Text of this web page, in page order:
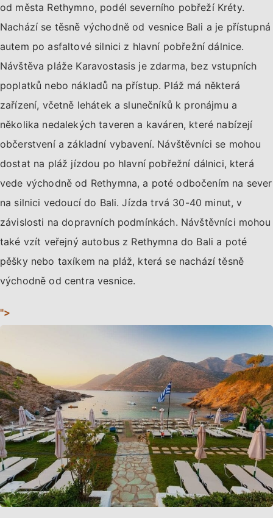
od města Rethymno, podél severního pobřeží Kréty.
Nachází se těsně východně od vesnice Bali a je přístupná
autem po asfaltové silnici z hlavní pobřežní dálnice.
Návštěva pláže Karavostasis je zdarma, bez vstupních
poplatků nebo nákladů na přístup. Pláž má některá
zařízení, včetně lehátek a slunečníků k pronájmu a
několika nedalekých taveren a kaváren, které nabízejí
občerstvení a základní vybavení. Návštěvníci se mohou
dostat na pláž jízdou po hlavní pobřežní dálnici, která
vede východně od Rethymna, a poté odbočením na sever
na silnici vedoucí do Bali. Jízda trvá 30-40 minut, v
závislosti na dopravních podmínkách. Návštěvníci mohou
také vzít veřejný autobus z Rethymna do Bali a poté
pěšky nebo taxíkem na pláž, která se nachází těsně
východně od centra vesnice.
">